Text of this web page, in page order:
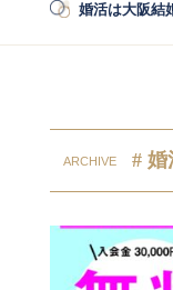
婚活は大阪結
# 婚